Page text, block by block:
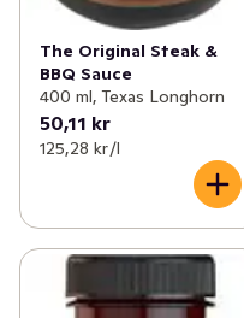
The Original Steak &
BBQ Sauce
400 ml, Texas Longhorn
50,11 kr
125,28 kr /l